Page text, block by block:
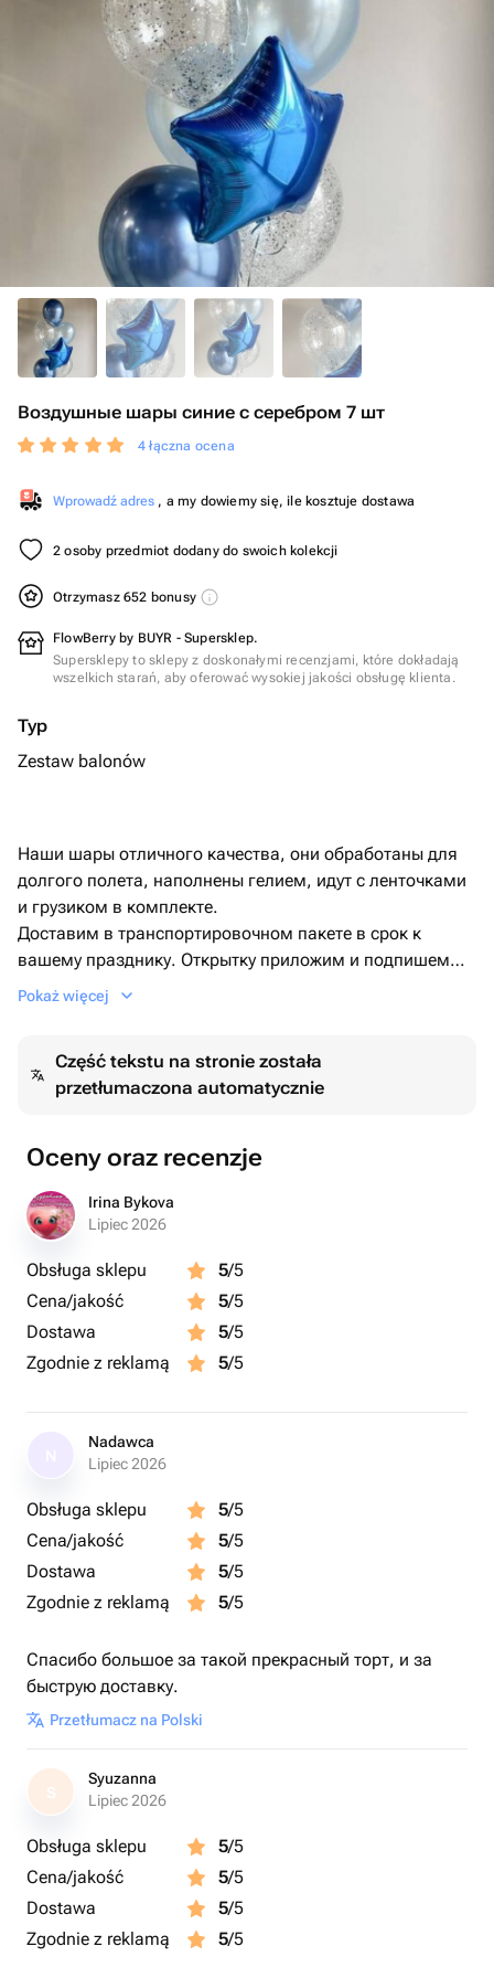
Воздушные шары синие с серебром 7 шт
4 łączna ocena
Wprowadź adres , a my dowiemy się, ile kosztuje dostawa
2 osoby przedmiot dodany do swoich kolekcji
Otrzymasz 652 bonusy
FlowBerry by BUYR - Supersklep.
Supersklepy to sklepy z doskonałymi recenzjami, które dokładają
wszelkich starań, aby oferować wysokiej jakości obsługę klienta.
Typ
Zestaw balonów
Наши шары отличного качества, они обработаны для
долгого полета, наполнены гелием, идут с ленточками
и грузиком в комплекте.
Доставим в транспортировочном пакете в срок к
вашему празднику. Открытку приложим и подпишем
бесплатно с
Фольгированная звезда с гелием 45 см синего цвета -
1 шт.
Pokaż więcej
Część tekstu na stronie została
przetłumaczona automatycznie
Oceny oraz recenzje
Irina Bykova
Lipiec 2026
Obsługa sklepu 5/5
Cena/jakość
5/5
Dostawa
5/5
Zgodnie z reklamą
5/5
Nadawca
Lipiec 2026
Obsługa sklepu 5/5
Cena/jakość
5/5
Dostawa
5/5
Zgodnie z reklamą
5/5
Спасибо большое за такой прекрасный торт, и за
быструю доставку.
Przetłumacz na Polski
S
Syuzanna
Lipiec 2026
Obsługa sklepu 5/5
Cena/jakość
5/5
Dostawa
5/5
Zgodnie z reklamą
5/5